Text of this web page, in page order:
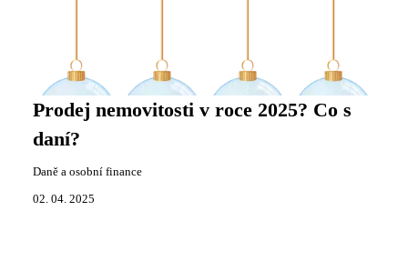
Prodej nemovitosti v roce 2025? Co s
daní?
Daně a osobní finance
02. 04. 2025